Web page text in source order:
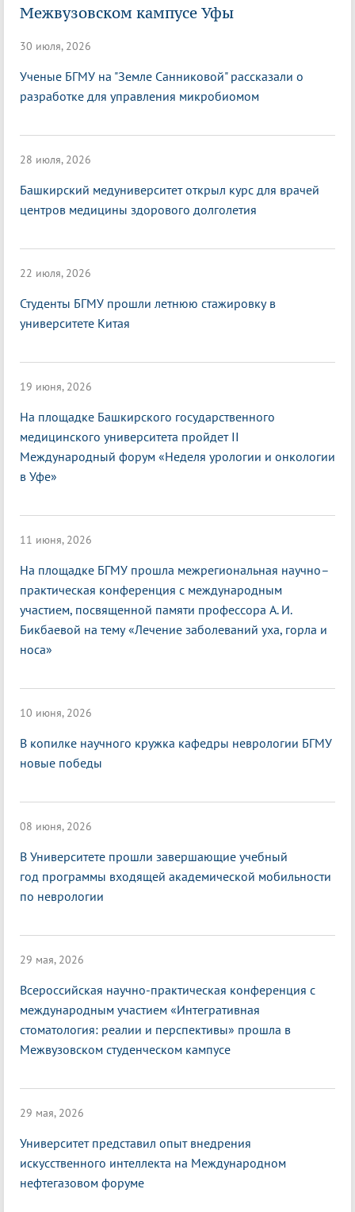
Межвузовском кампусе Уфы
30 июля, 2026
Ученые БГМУ на "Земле Санниковой" рассказали о
разработке для управления микробиомом
28 июля, 2026
Башкирский медуниверситет открыл курс для врачей
центров медицины здорового долголетия
22 июля, 2026
Студенты БГМУ прошли летнюю стажировку в
университете Китая
19 июня, 2026
На площадке Башкирского государственного
медицинского университета пройдет II
Международный форум «Неделя урологии и онкологии
в Уфе»
11 июня, 2026
На площадке БГМУ прошла межрегиональная научно–
практическая конференция с международным
участием, посвященной памяти профессора А. И.
Бикбаевой на тему «Лечение заболеваний уха, горла и
носа»
10 июня, 2026
В копилке научного кружка кафедры неврологии БГМУ
новые победы
08 июня, 2026
В Университете прошли завершающие учебный
год программы входящей академической мобильности
по неврологии
29 мая, 2026
Всероссийская научно-практическая конференция с
международным участием «Интегративная
стоматология: реалии и перспективы» прошла в
Межвузовском студенческом кампусе
29 мая, 2026
Университет представил опыт внедрения
искусственного интеллекта на Международном
нефтегазовом форуме